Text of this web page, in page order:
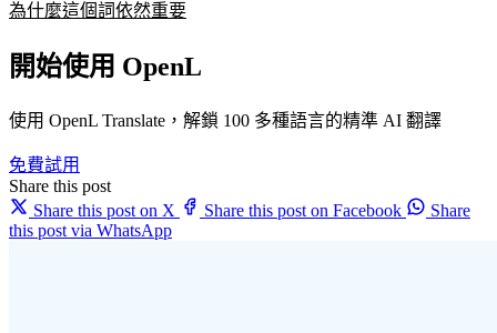
為什麼這個詞依然重要
開始使用 OpenL
使用 OpenL Translate，解鎖 100 多種語言的精準 AI 翻譯
免費試用
Share this post
Share this post on X
Share this post on Facebook
Share
this post via WhatsApp